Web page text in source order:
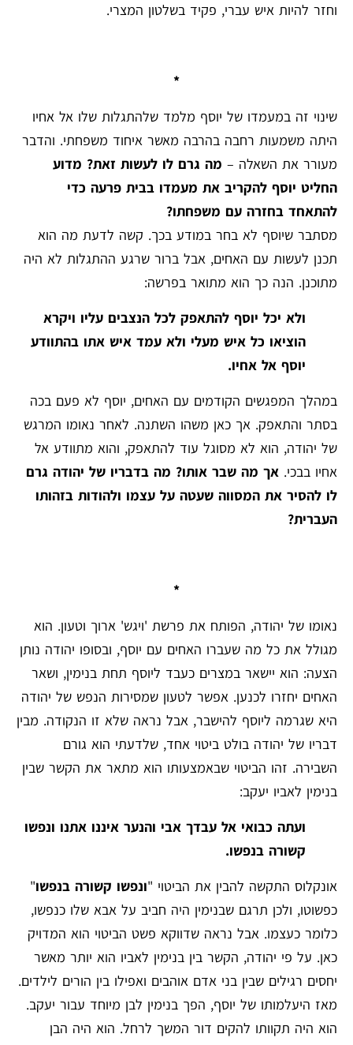
וחזר להיות איש עברי, פקיד בשלטון המצרי.
*
שינוי זה במעמדו של יוסף מלמד שלהתגלות שלו אל אחיו
היתה משמעות רחבה בהרבה מאשר איחוד משפחתי. והדבר
מעורר את השאלה – מה גרם לו לעשות זאת? מדוע
החליט יוסף להקריב את מעמדו בבית פרעה כדי
להתאחד בחזרה עם משפחתו?
מסתבר שיוסף לא בחר במודע בכך. קשה לדעת מה הוא
תכנן לעשות עם האחים, אבל ברור שרגע ההתגלות לא היה
מתוכנן. הנה כך הוא מתואר בפרשה:
ולא יכל יוסף להתאפק לכל הנצבים עליו ויקרא
הוציאו כל איש מעלי ולא עמד איש אתו בהתוודע
יוסף אל אחיו.
במהלך המפגשים הקודמים עם האחים, יוסף לא פעם בכה
בסתר והתאפק. אך כאן משהו השתנה. לאחר נאומו המרגש
של יהודה, הוא לא מסוגל עוד להתאפק, והוא מתוודע אל
אחיו בבכי. אך מה שבר אותו? מה בדבריו של יהודה גרם
לו להסיר את המסווה שעטה על עצמו ולהודות בזהותו
העברית?
*
נאומו של יהודה, הפותח את פרשת 'ויגש' ארוך וטעון. הוא
מגולל את כל מה שעברו האחים עם יוסף, ובסופו יהודה נותן
הצעה: הוא יישאר במצרים כעבד ליוסף תחת בנימין, ושאר
האחים יחזרו לכנען. אפשר לטעון שמסירות הנפש של יהודה
היא שגרמה ליוסף להישבר, אבל נראה שלא זו הנקודה. מבין
דבריו של יהודה בולט ביטוי אחד, שלדעתי הוא גורם
השבירה. זהו הביטוי שבאמצעותו הוא מתאר את הקשר שבין
בנימין לאביו יעקב:
ועתה כבואי אל עבדך אבי והנער איננו אתנו ונפשו
קשורה בנפשו.
אונקלוס התקשה להבין את הביטוי "ונפשו קשורה בנפשו"
כפשוטו, ולכן תרגם שבנימין היה חביב על אבא שלו כנפשו,
כלומר כעצמו. אבל נראה שדווקא פשט הביטוי הוא המדויק
כאן. על פי יהודה, הקשר בין בנימין לאביו הוא יותר מאשר
יחסים רגילים שבין בני אדם אוהבים ואפילו בין הורים לילדים.
מאז היעלמותו של יוסף, הפך בנימין לבן מיוחד עבור יעקב.
הוא היה תקוותו להקים דור המשך לרחל. הוא היה הבן